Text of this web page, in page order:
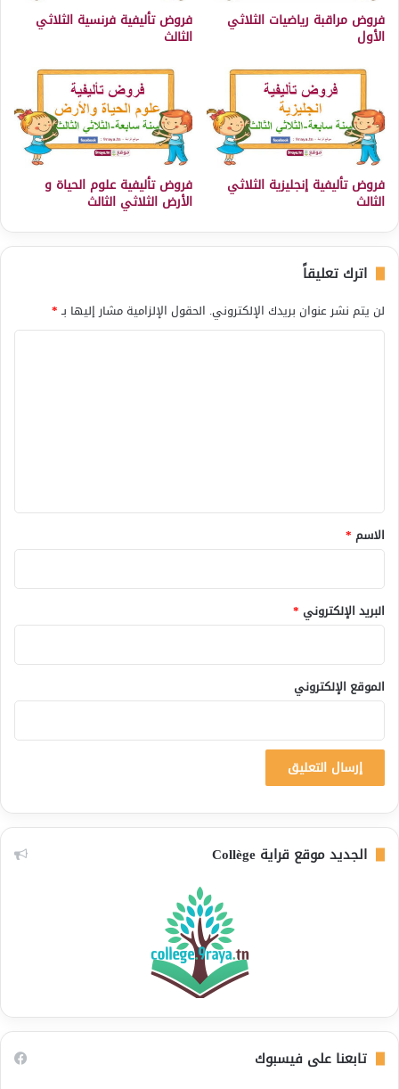
فروض مراقبة رياضيات الثلاثي
الأول
فروض تأليفية فرنسية الثلاثي
الثالث
فروض تأليفية إنجليزية الثلاثي
الثالث
فروض تأليفية علوم الحياة و
الأرض الثلاثي الثالث
اترك تعليقاً
لن يتم نشر عنوان بريدك الإلكتروني. الحقول الإلزامية مشار إليها بـ*
*
الاسم *
البريد الإلكتروني *
الموقع الإلكتروني
الجديد موقع قراية Collège
تابعنا على فيسبوك